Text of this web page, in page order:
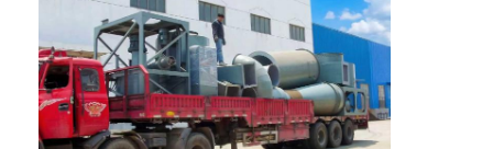
Macchina per la frantumazione superfina
tipo miscelatore di v della polvere
Miscelatore del recipiente di IBC